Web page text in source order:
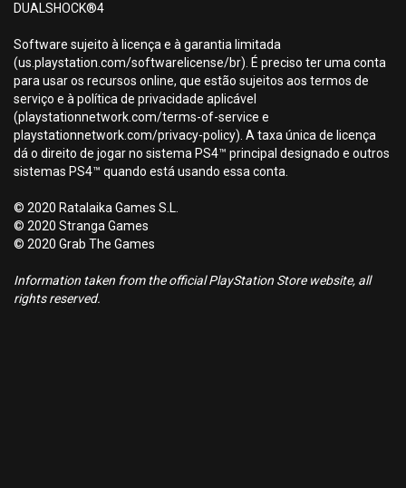
DUALSHOCK®4
Software sujeito à licença e à garantia limitada
(us.playstation.com/softwarelicense/br). É preciso ter uma conta
para usar os recursos online, que estão sujeitos aos termos de
serviço e à política de privacidade aplicável
(playstationnetwork.com/terms-of-service e
playstationnetwork.com/privacy-policy). A taxa única de licença
dá o direito de jogar no sistema PS4™ principal designado e outros
sistemas PS4™ quando está usando essa conta.
© 2020 Ratalaika Games S.L.
© 2020 Stranga Games
© 2020 Grab The Games
Information taken from the official PlayStation Store website, all
rights reserved.